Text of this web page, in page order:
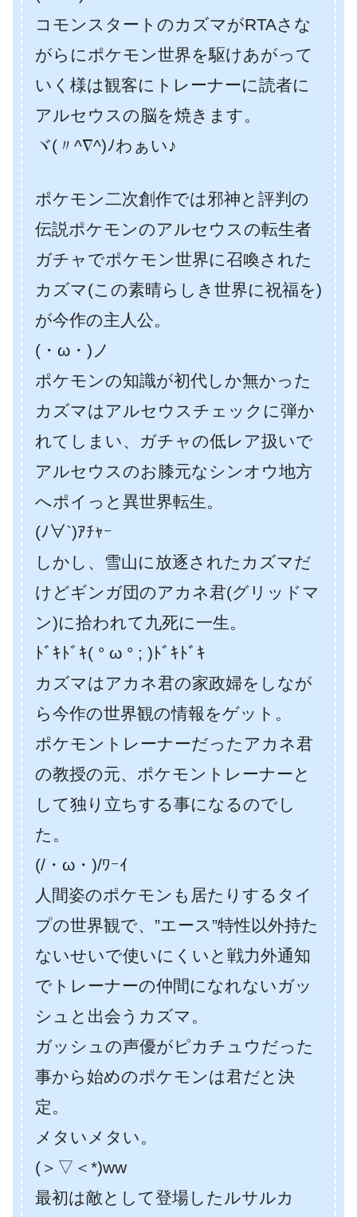
コモンスタートのカズマがRTAさな
がらにポケモン世界を駆けあがって
いく様は観客にトレーナーに読者に
アルセウスの脳を焼きます。
ヾ(〃^∇^)ﾉわぁい♪
ポケモン二次創作では邪神と評判の
伝説ポケモンのアルセウスの転生者
ガチャでポケモン世界に召喚された
カズマ(この素晴らしき世界に祝福を)
が今作の主人公。
(・ω・)ノ
ポケモンの知識が初代しか無かった
カズマはアルセウスチェックに弾か
れてしまい、ガチャの低レア扱いで
アルセウスのお膝元なシンオウ地方
へポイっと異世界転生。
(ﾉ∀`)ｱﾁｬｰ
しかし、雪山に放逐されたカズマだ
けどギンガ団のアカネ君(グリッドマ
ン)に拾われて九死に一生。
ﾄﾞｷﾄﾞｷ( ° ω ° ; )ﾄﾞｷﾄﾞｷ
カズマはアカネ君の家政婦をしなが
ら今作の世界観の情報をゲット。
ポケモントレーナーだったアカネ君
の教授の元、ポケモントレーナーと
して独り立ちする事になるのでし
た。
(/・ω・)/ﾜｰｲ
人間姿のポケモンも居たりするタイ
プの世界観で、”エース”特性以外持た
ないせいで使いにくいと戦力外通知
でトレーナーの仲間になれないガッ
シュと出会うカズマ。
ガッシュの声優がピカチュウだった
事から始めのポケモンは君だと決
定。
メタいメタい。
(＞▽＜*)ww
最初は敵として登場したルサルカ